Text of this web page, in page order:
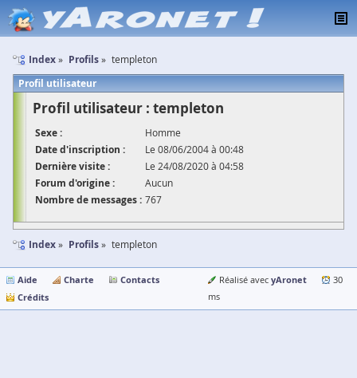
Index Profils templeton
Profil utilisateur
Profil utilisateur : templeton
Sexe : Homme
Date d'inscription : Le 08/06/2004 à 00:48
Dernière visite : Le 24/08/2020 à 04:58
Forum d'origine : Aucun
Nombre de messages : 767
Index Profils templeton
Aide Charte
Contacts
Crédits
Réalisé avec yAronet
30
ms